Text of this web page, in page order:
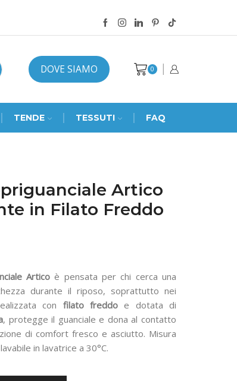
DOVE SIAMO 0
TENDE TESSUTI FAQ
Artico
in Filato Freddo
Artico è pensata per chi cerca una
durante il riposo, soprattutto nei
con filato freddo e dotata di
, protegge il guanciale e dona al contatto
di comfort fresco e asciutto. Misura
in lavatrice a 30°C.